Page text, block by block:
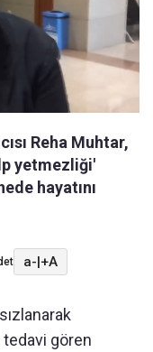
Reha Muhtar,
yetmezliği'
hayatını
a-|+A
tedavi gören